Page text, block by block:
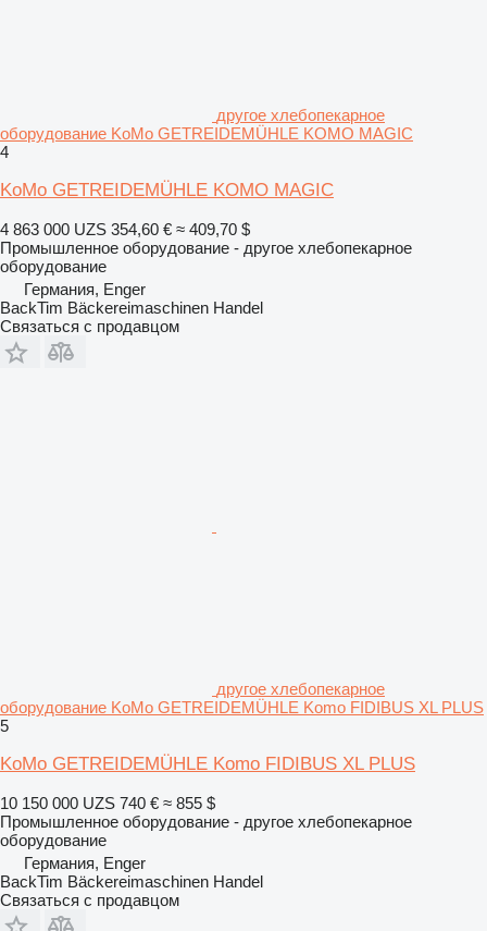
другое хлебопекарное
оборудование KoMo GETREIDEMÜHLE KOMO MAGIC
4
KoMo GETREIDEMÜHLE KOMO MAGIC
4 863 000 UZS 354,60 € ≈ 409,70 $
Промышленное оборудование - другое хлебопекарное
оборудование
Германия, Enger
BackTim Bäckereimaschinen Handel
Связаться с продавцом
другое хлебопекарное
оборудование KoMo GETREIDEMÜHLE Komo FIDIBUS XL PLUS
5
KoMo GETREIDEMÜHLE Komo FIDIBUS XL PLUS
10 150 000 UZS 740 € ≈ 855 $
Промышленное оборудование - другое хлебопекарное
оборудование
Германия, Enger
BackTim Bäckereimaschinen Handel
Связаться с продавцом